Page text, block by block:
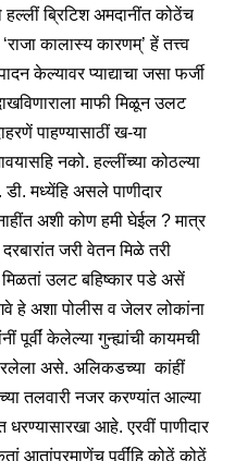
हल्लीं ब्रिटिश अमदानींत कोठेंच
कालास्य कारणम्’ हें तत्त्व
केल्यावर प्याद्याचा जसा फर्जी
माफी मिळून उलट
पाहण्यासाठीं ख-या
नको. हल्लींच्या कोठल्या
डी. मध्येंहि असले पाणीदार
अशी कोण हमी घेईल ? मात्र
दरबारांत जरी वेतन मिळे तरी
मिळतां उलट बहिष्कार पडे असें
हे अशा पोलीस व जेलर लोकांना
पूर्वीं केलेल्या गुन्ह्यांची कायमची
असे. अलिकडच्या कांहीं
तलवारी नजर करण्यांत आल्या
आहे. एरवीं पाणीदार
आतांप्रमाणेंच पूर्वींहि कोठें कोठें